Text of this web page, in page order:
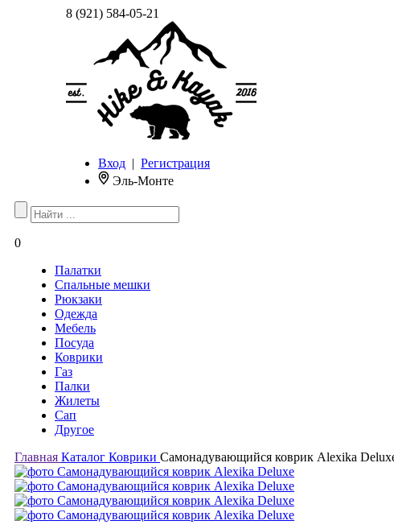
8 (921) 584-05-21
Вход | Регистрация
Эль-Монте
0
Палатки
Спальные мешки
Рюкзаки
Одежда
Мебель
Посуда
Коврики
Газ
Палки
Жилеты
Сап
Другое
Главная Каталог Коврики Самонадувающийся коврик Alexika